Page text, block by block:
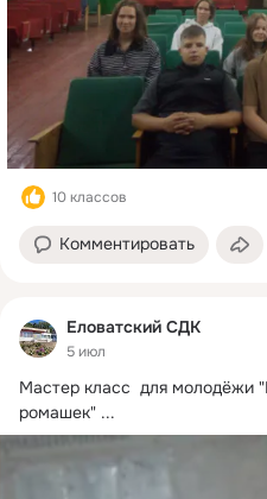
10 классов
Комментировать
Еловатский СДК
5 июл
Мастер класс  для молодёжи
ромашек" ...